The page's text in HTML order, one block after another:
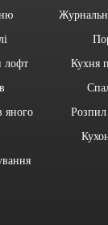
лофт
яного
Кухня
Розпил